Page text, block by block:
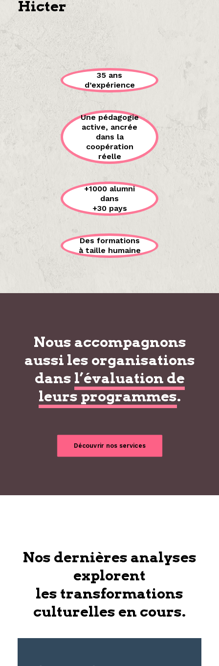
Hicter
35 ans
d’expérience
Une pédagogie
active, ancrée
dans la
coopération
réelle
+1000 alumni
dans
+30 pays
Des formations
à taille humaine
Nous accompagnons
aussi les organisations
dans l’évaluation de
leurs programmes.
Découvrir nos services
Nos dernières analyses
explorent
les transformations
culturelles en cours.